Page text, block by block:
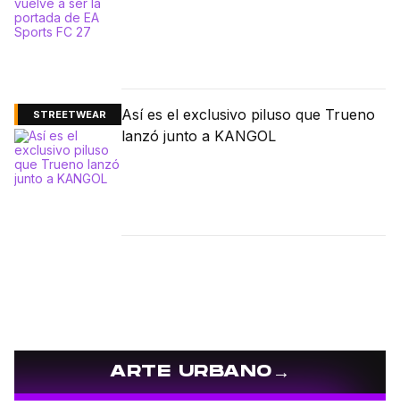
STREETWEAR
Así es el exclusivo piluso que Trueno
lanzó junto a KANGOL
ARTE URBANO→